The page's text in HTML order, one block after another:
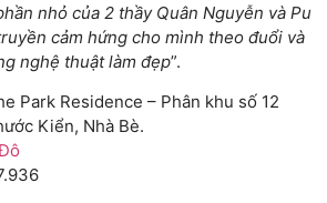
nhỏ của 2 thầy Quân Nguyễn và Pu
cảm hứng cho mình theo đuổi và
nghệ thuật làm đẹp”.
Park Residence – Phân khu số 12
Kiển, Nhà Bè.